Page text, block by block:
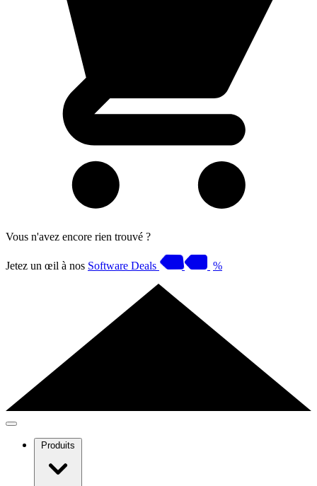
Vous n'avez encore rien trouvé ?
Jetez un œil à nos Software Deals %
Produits